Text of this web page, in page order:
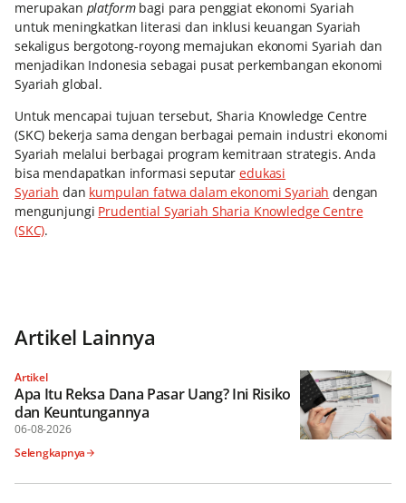
merupakan platform bagi para penggiat ekonomi Syariah
untuk meningkatkan literasi dan inklusi keuangan Syariah
sekaligus bergotong-royong memajukan ekonomi Syariah dan
menjadikan Indonesia sebagai pusat perkembangan ekonomi
Syariah global.
Untuk mencapai tujuan tersebut, Sharia Knowledge Centre
(SKC) bekerja sama dengan berbagai pemain industri ekonomi
Syariah melalui berbagai program kemitraan strategis. Anda
bisa mendapatkan informasi seputaredukasi
Syariah dan kumpulan fatwa dalam ekonomi Syariah dengan
mengunjungi Prudential Syariah Sharia Knowledge Centre
(SKC).
Artikel Lainnya
Artikel
Apa Itu Reksa Dana Pasar Uang? Ini Risiko
dan Keuntungannya
06-08-2026
Selengkapnya